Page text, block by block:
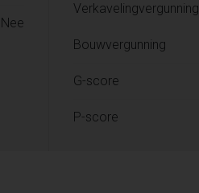
Nee
Verkavelingvergunning
Bouwvergunning
G-score
P-score